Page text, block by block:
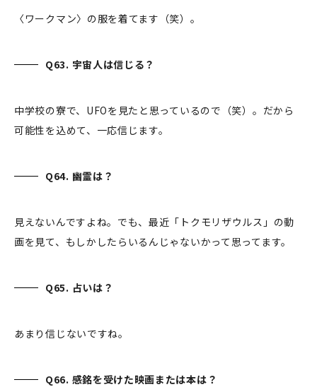
〈ワークマン〉の服を着てます（笑）。
Q63. 宇宙人は信じる？
中学校の寮で、UFOを見たと思っているので（笑）。だから
可能性を込めて、一応信じます。
Q64. 幽霊は？
見えないんですよね。でも、最近「トクモリザウルス」の動
画を見て、もしかしたらいるんじゃないかって思ってます。
Q65. 占いは？
あまり信じないですね。
Q66. 感銘を受けた映画または本は？